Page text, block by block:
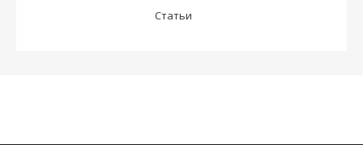
Статьи